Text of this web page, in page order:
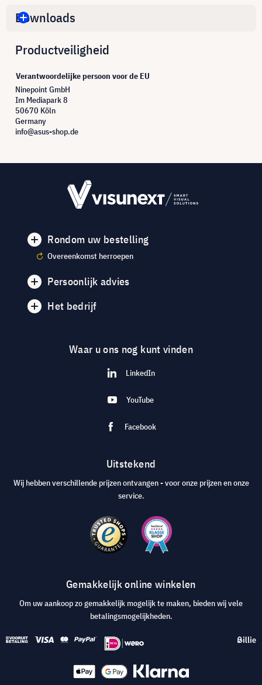
Downloads
Productveiligheid
Verantwoordelijke persoon voor de EU
Ninepoint GmbH
Im Mediapark 8
50670 Köln
Germany
info@asus-shop.de
Rondom uw bestelling
Overeenkomst herroepen
Persoonlijk advies
Het bedrijf
Waar u ons nog kunt vinden
LinkedIn
YouTube
Facebook
Uitstekend
Wij hebben verschillende prijzen ontvangen - voor onze prijzen en onze
service.
Gemakkelijk online winkelen
Om uw aankoop zo gemakkelijk mogelijk te maken, bieden wij vele
betalingsmogelijkheden.